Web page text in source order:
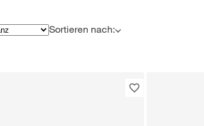
Sortieren nach: